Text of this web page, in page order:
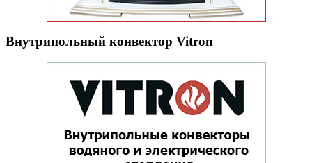
Внутрипольный конвектор Vitron